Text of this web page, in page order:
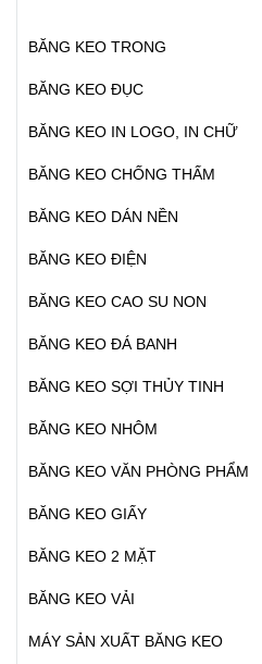
BĂNG KEO TRONG
BĂNG KEO ĐỤC
BĂNG KEO IN LOGO, IN CHỮ
BĂNG KEO CHỐNG THẤM
BĂNG KEO DÁN NỀN
BĂNG KEO ĐIỆN
BĂNG KEO CAO SU NON
BĂNG KEO ĐÁ BANH
BĂNG KEO SỢI THỦY TINH
BĂNG KEO NHÔM
BĂNG KEO VĂN PHÒNG PHẨM
BĂNG KEO GIẤY
BĂNG KEO 2 MẶT
BĂNG KEO VẢI
MÁY SẢN XUẤT BĂNG KEO